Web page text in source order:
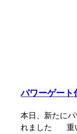
パワーゲート
本日、新たに
れました 重い